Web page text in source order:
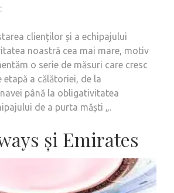
clienților și a echipajului
noastră cea mai mare, motiv
o serie de măsuri care cresc
a călătoriei, de la
până la obligativitatea
de a purta măști „.
și Emirates